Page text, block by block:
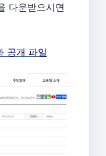
다운받으시면
공개 파일